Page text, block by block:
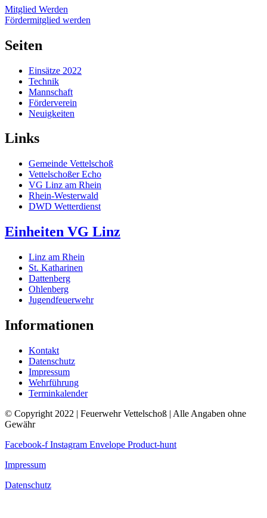
Mitglied Werden
Fördermitglied werden
Seiten
Einsätze 2022
Technik
Mannschaft
Förderverein
Neuigkeiten
Links
Gemeinde Vettelschoß
Vettelschoßer Echo
VG Linz am Rhein
Rhein-Westerwald
DWD Wetterdienst
Einheiten VG Linz
Linz am Rhein
St. Katharinen
Dattenberg
Ohlenberg
Jugendfeuerwehr
Informationen
Kontakt
Datenschutz
Impressum
Wehrführung
Terminkalender
© Copyright 2022 | Feuerwehr Vettelschoß | Alle Angaben ohne
Gewähr
Facebook-f Instagram Envelope Product-hunt
Impressum
Datenschutz